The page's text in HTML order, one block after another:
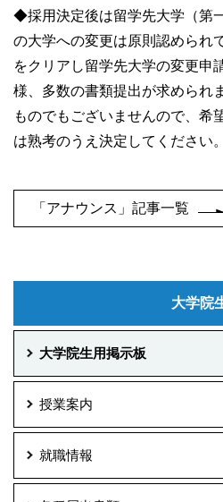
◆採用決定後は留学先大学（第
の大学への変更は原則認められ
をクリアし留学先大学の変更申
様、多数の書類提出が求められ
ものでもございませんので、希
は熟考のうえ決定してください。
「アナウンス」記事一覧
大学院
大学院生用掲示板
授業案内
就職情報